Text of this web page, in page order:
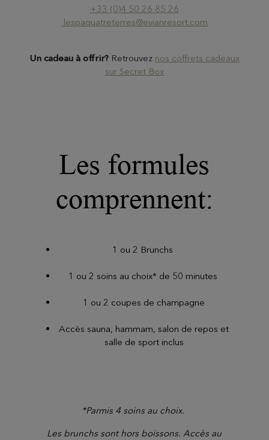
+33 (0)4 50 26 85 26
lespaquatreterres@evianresort.com
Un cadeau à offrir?Retrouvez nos coffrets cadeaux
sur Secret Box
Les formules
comprennent:
1 ou 2 Brunchs
1 ou 2 soins au choix* de 50 minutes
1 ou 2 coupes de champagne
Accès sauna, hammam, salon de repos et
salle de sport inclus
*Parmis 4 soins au choix.
Les brunchs sont hors boissons. Accès au